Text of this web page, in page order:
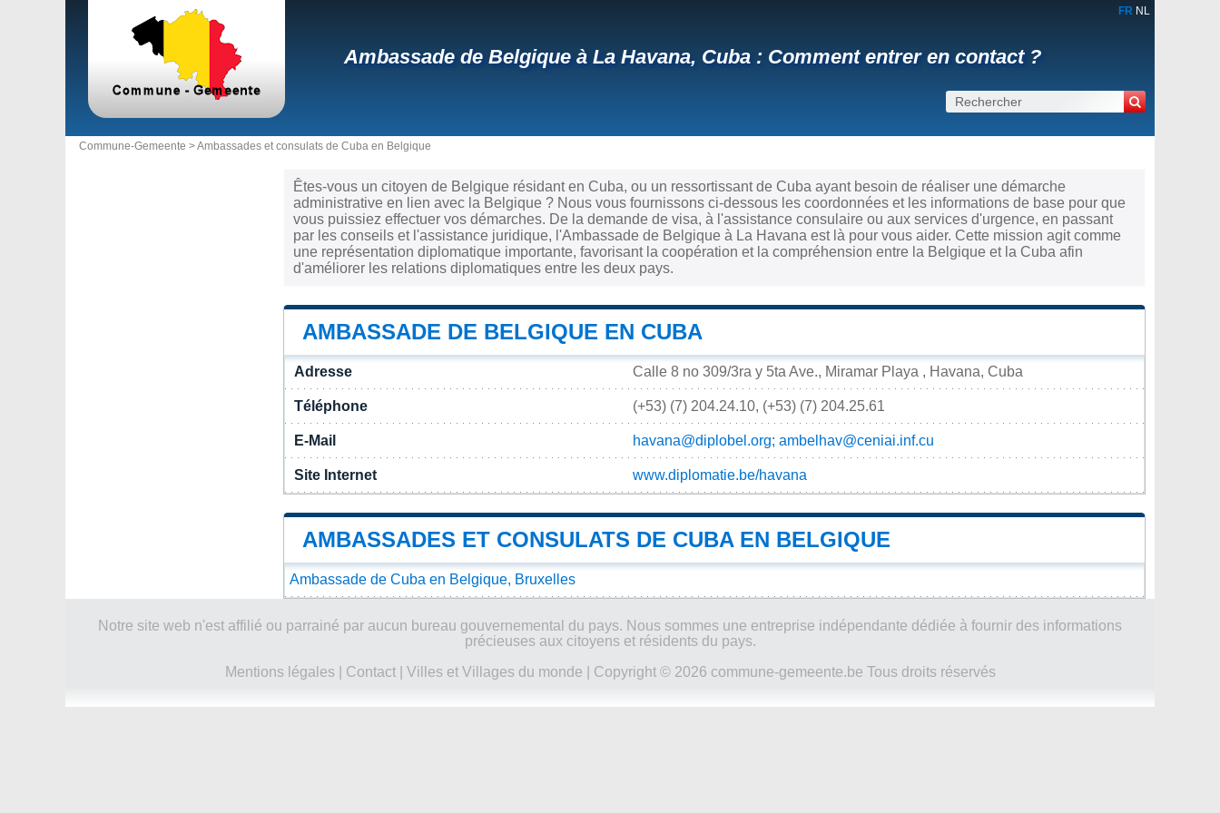
FR NL
Ambassade de Belgique à La Havana, Cuba : Comment entrer en contact ?
Commune-Gemeente >Ambassades et consulats de Cuba en Belgique
Êtes-vous un citoyen de Belgique résidant en Cuba, ou un ressortissant de Cuba ayant besoin de réaliser une démarche
administrative en lien avec la Belgique ? Nous vous fournissons ci-dessous les coordonnées et les informations de base pour que
vous puissiez effectuer vos démarches. De la demande de visa, à l'assistance consulaire ou aux services d'urgence, en passant
par les conseils et l'assistance juridique, l'Ambassade de Belgique à La Havana est là pour vous aider. Cette mission agit comme
une représentation diplomatique importante, favorisant la coopération et la compréhension entre la Belgique et la Cuba afin
d'améliorer les relations diplomatiques entre les deux pays.
AMBASSADE DE BELGIQUE EN CUBA
Adresse Calle 8 no 309/3ra y 5ta Ave., Miramar Playa , Havana, Cuba
Téléphone (+53) (7) 204.24.10, (+53) (7) 204.25.61
E-Mail havana@diplobel.org; ambelhav@ceniai.inf.cu
Site Internet www.diplomatie.be/havana
AMBASSADES ET CONSULATS DE CUBA EN BELGIQUE
Ambassade de Cuba en Belgique, Bruxelles
Notre site web n'est affilié ou parrainé par aucun bureau gouvernemental du pays. Nous sommes une entreprise indépendante dédiée à fournir des informations
précieuses aux citoyens et résidents du pays.
Mentions légales| Contact| Villes et Villages du monde | Copyright © 2026 commune-gemeente.be Tous droits réservés